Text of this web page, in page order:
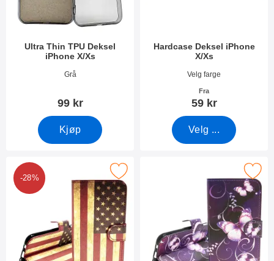
Ultra Thin TPU Deksel
iPhone X/Xs
Varenummer 24878
Grå
99 kr
Kjøp
Hardcase Deksel iPhone
X/Xs
Varenummer 24847
Velg farge
Fra
59 kr
Velg ...
-28%
Merk designwallet iPhone X/Xs som favorittMerk designwallet iPhone